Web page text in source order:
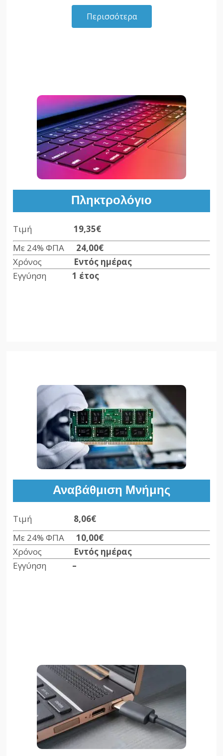
Περισσότερα
Πληκτρολόγιο
Τιμή19,35€
Με 24% ΦΠΑ 24,00€
Χρόνος Εντός ημέρας
Εγγύηση1 έτος
Αναβάθμιση Μνήμης
Τιμή 8,06€
Με 24% ΦΠΑ10,00€
Χρόνος Εντός ημέρας
Εγγύηση –